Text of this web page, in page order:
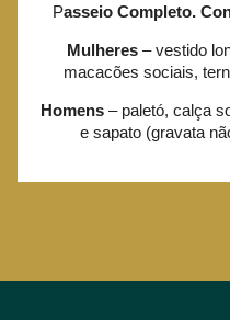
Passeio Completo.
Mulheres– vestido
macacões sociais,
Homens – paletó, calça
e sapato (gravata